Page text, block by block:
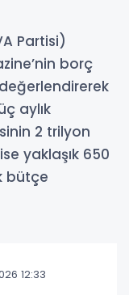
Partisi)
borç
aylık
2 trilyon
yaklaşık 650
bütçe
12:33